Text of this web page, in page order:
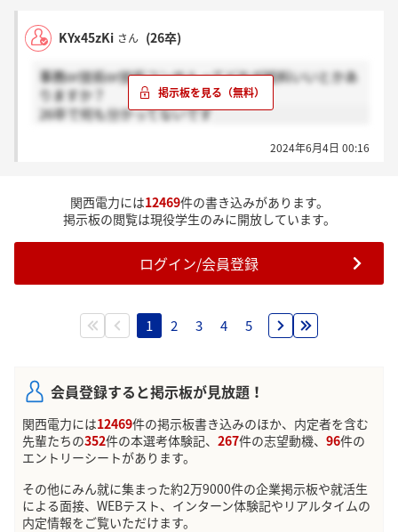
KYx45zKi さん (26卒)
事務or技術or技術コンサルってどれが給料いいとかあ
りますか？
26卒で何も分かってないです
2024年6月4日 00:16
関西電力には12469件の書き込みがあります。
掲示板の閲覧は現役学生のみに開放しています。
ログイン/会員登録
1 2 3 4 5
会員登録すると掲示板が見放題！
関西電力には12469件の掲示板書き込みのほか、内定者を含む
先輩たちの352件の本選考体験記、 267件の志望動機、 96件の
エントリーシートがあります。
その他にみん就に集まった約2万9000件の企業掲示板や就活生
による面接、WEBテスト、インターン体験記やリアルタイムの
内定情報をご覧いただけます。